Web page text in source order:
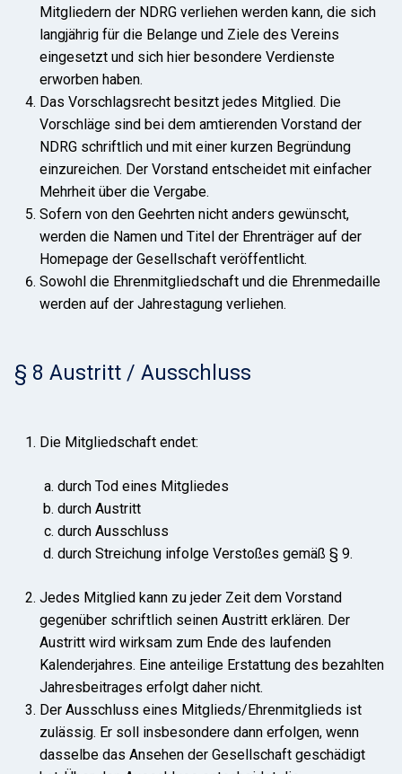
Mitgliedern der NDRG verliehen werden kann, die sich
langjährig für die Belange und Ziele des Vereins
eingesetzt und sich hier besondere Verdienste
erworben haben.
Das Vorschlagsrecht besitzt jedes Mitglied. Die
Vorschläge sind bei dem amtierenden Vorstand der
NDRG schriftlich und mit einer kurzen Begründung
einzureichen. Der Vorstand entscheidet mit einfacher
Mehrheit über die Vergabe.
Sofern von den Geehrten nicht anders gewünscht,
werden die Namen und Titel der Ehrenträger auf der
Homepage der Gesellschaft veröffentlicht.
Sowohl die Ehrenmitgliedschaft und die Ehrenmedaille
werden auf der Jahrestagung verliehen.
§ 8 Austritt / Ausschluss
Die Mitgliedschaft endet:
durch Tod eines Mitgliedes
durch Austritt
durch Ausschluss
durch Streichung infolge Verstoßes gemäß § 9.
Jedes Mitglied kann zu jeder Zeit dem Vorstand
gegenüber schriftlich seinen Austritt erklären. Der
Austritt wird wirksam zum Ende des laufenden
Kalenderjahres. Eine anteilige Erstattung des bezahlten
Jahresbeitrages erfolgt daher nicht.
Der Ausschluss eines Mitglieds/Ehrenmitglieds ist
zulässig. Er soll insbesondere dann erfolgen, wenn
dasselbe das Ansehen der Gesellschaft geschädigt